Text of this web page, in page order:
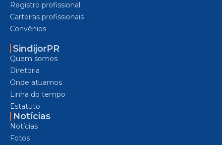
Registro profissional
Carteiras profissionais
Convênios
SindijorPR
Quem somos
Diretoria
Onde atuamos
Linha do tempo
Estatuto
Notícias
Notícias
Fotos